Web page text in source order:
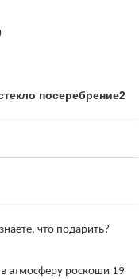
посеребрение2
что подарить?
в атмосферу роскоши 19